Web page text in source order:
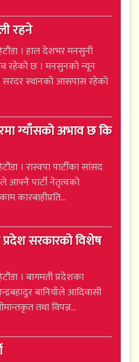
रहने
। हाल देशभर मनसुनी
रहेको छ । मनसुनको न्यून
सरदर स्थानको आसपास रहेको
ग्याँसको अभाव छ कि
। रास्वपा पार्टीका सांसद
आफ्नै पार्टी नेतृत्वको
कारबाहीप्रति...
सरकारको विशेष
। बागमती प्रदेशका
बानियाँले आदिवासी
तथा विपन्न...